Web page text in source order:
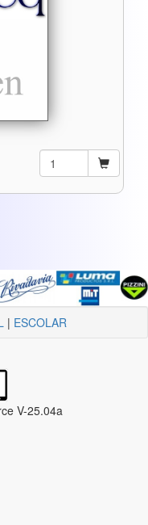
| ESCOLAR
V-25.04a